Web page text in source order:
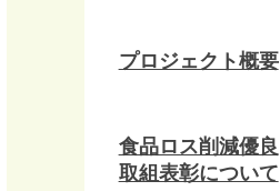
プロジェクト概要
食品ロス削減優良
取組表彰について